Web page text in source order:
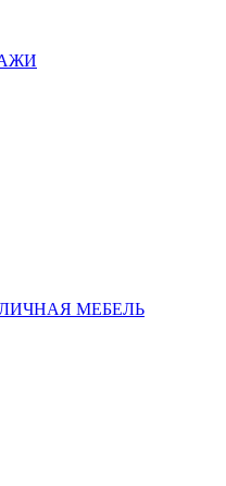
МЕБЕЛЬ